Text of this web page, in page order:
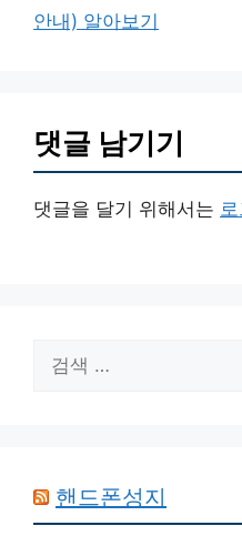
안내) 알아보기
댓글 남기기
댓글을 달기 위해서는
색:
핸드폰성지